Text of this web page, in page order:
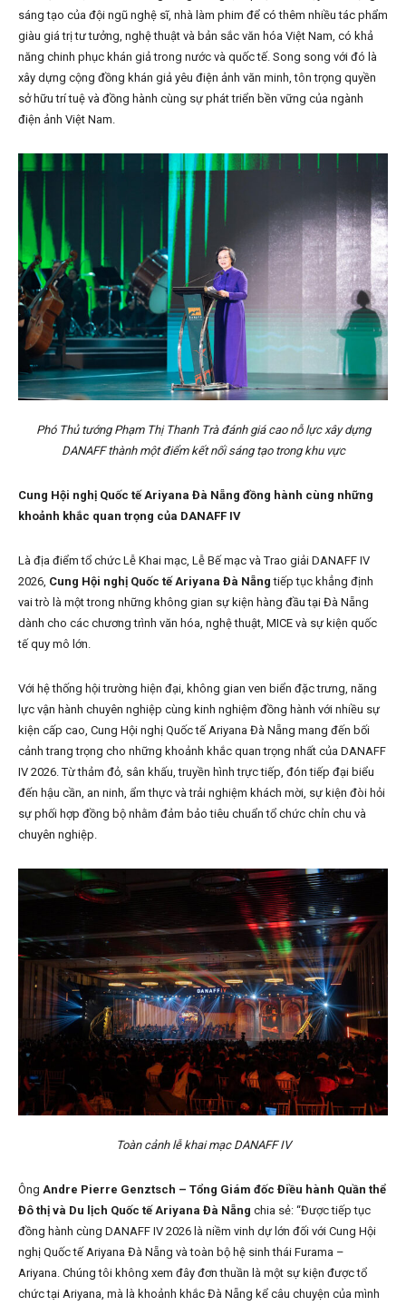
sáng tạo của đội ngũ nghệ sĩ, nhà làm phim để có thêm nhiều tác phẩm
giàu giá trị tư tưởng, nghệ thuật và bản sắc văn hóa Việt Nam, có khả
năng chinh phục khán giả trong nước và quốc tế. Song song với đó là
xây dựng cộng đồng khán giả yêu điện ảnh văn minh, tôn trọng quyền
sở hữu trí tuệ và đồng hành cùng sự phát triển bền vững của ngành
điện ảnh Việt Nam.
Phó Thủ tướng Phạm Thị Thanh Trà đánh giá cao nỗ lực xây dựng
DANAFF thành một điểm kết nối sáng tạo trong khu vực
Cung Hội nghị Quốc tế Ariyana Đà Nẵng đồng hành cùng những
khoảnh khắc quan trọng của DANAFF IV
Là địa điểm tổ chức Lễ Khai mạc, Lễ Bế mạc và Trao giải DANAFF IV
2026, Cung Hội nghị Quốc tế Ariyana Đà Nẵng tiếp tục khẳng định
vai trò là một trong những không gian sự kiện hàng đầu tại Đà Nẵng
dành cho các chương trình văn hóa, nghệ thuật, MICE và sự kiện quốc
tế quy mô lớn.
Với hệ thống hội trường hiện đại, không gian ven biển đặc trưng, năng
lực vận hành chuyên nghiệp cùng kinh nghiệm đồng hành với nhiều sự
kiện cấp cao, Cung Hội nghị Quốc tế Ariyana Đà Nẵng mang đến bối
cảnh trang trọng cho những khoảnh khắc quan trọng nhất của DANAFF
IV 2026. Từ thảm đỏ, sân khấu, truyền hình trực tiếp, đón tiếp đại biểu
đến hậu cần, an ninh, ẩm thực và trải nghiệm khách mời, sự kiện đòi hỏi
sự phối hợp đồng bộ nhằm đảm bảo tiêu chuẩn tổ chức chỉn chu và
chuyên nghiệp.
Toàn cảnh lễ khai mạc DANAFF IV
Ông Andre Pierre Genztsch – Tổng Giám đốc Điều hành Quần thể
Đô thị và Du lịch Quốc tế Ariyana Đà Nẵng chia sẻ: “Được tiếp tục
đồng hành cùng DANAFF IV 2026 là niềm vinh dự lớn đối với Cung Hội
nghị Quốc tế Ariyana Đà Nẵng và toàn bộ hệ sinh thái Furama –
Ariyana. Chúng tôi không xem đây đơn thuần là một sự kiện được tổ
chức tại Ariyana, mà là khoảnh khắc Đà Nẵng kể câu chuyện của mình